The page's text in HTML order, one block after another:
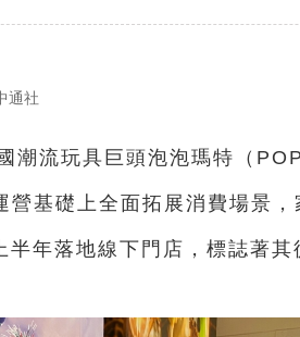
通社
潮流玩具巨頭泡泡瑪特（
營基礎上全面拓展消費場景
年落地線下門店，標誌著其